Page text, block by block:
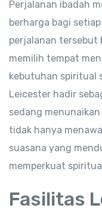
Perjalanan ibadah
berharga bagi
perjalanan tersebut
memilih tempat
kebutuhan spiritual
Leicester hadir
sedang
tidak hanya
suasana yang
memperkuat
Fasilitas